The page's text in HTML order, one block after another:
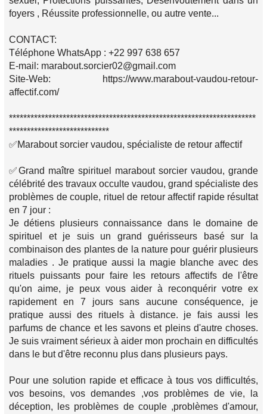
foyers , Réussite professionnelle, ou autre vente...
CONTACT:
Téléphone WhatsApp : +22 997 638 657
E-mail: marabout.sorcier02@gmail.com
Site-Web: https://www.marabout-vaudou-retour-
affectif.com/
*********************************************************************
****************************
✅Marabout sorcier vaudou, spécialiste de retour affectif
✅Grand maître spirituel marabout sorcier vaudou, grande
célébrité des travaux occulte vaudou, grand spécialiste des
problèmes de couple, rituel de retour affectif rapide résultat
en 7 jour :
Je détiens plusieurs connaissance dans le domaine de
spirituel et je suis un grand guérisseurs basé sur la
combinaison des plantes de la nature pour guérir plusieurs
maladies . Je pratique aussi la magie blanche avec des
rituels puissants pour faire les retours affectifs de l'être
qu'on aime, je peux vous aider à reconquérir votre ex
rapidement en 7 jours sans aucune conséquence, je
pratique aussi des rituels à distance. je fais aussi les
parfums de chance et les savons et pleins d'autre choses.
Je suis vraiment sérieux à aider mon prochain en difficultés
dans le but d'être reconnu plus dans plusieurs pays.
Pour une solution rapide et efficace à tous vos difficultés,
vos besoins, vos demandes ,vos problèmes de vie, la
déception, les problèmes de couple ,problèmes d'amour,